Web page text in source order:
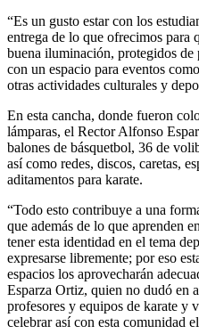
“Es un gusto estar con los
entrega de lo que ofrecimos para
buena iluminación, protegidos
con un espacio para eventos
otras actividades culturales y
En esta cancha, donde fueron
lámparas, el Rector Alfonso
balones de básquetbol, 36 de
así como redes, discos, caretas,
aditamentos para karate.
“Todo esto contribuye a una
que además de lo que aprenden
tener esta identidad en el tema
expresarse libremente; por eso
espacios los aprovecharán
Esparza Ortiz, quien no dudó en
profesores y equipos de karate y
celebrar así con esta comunidad